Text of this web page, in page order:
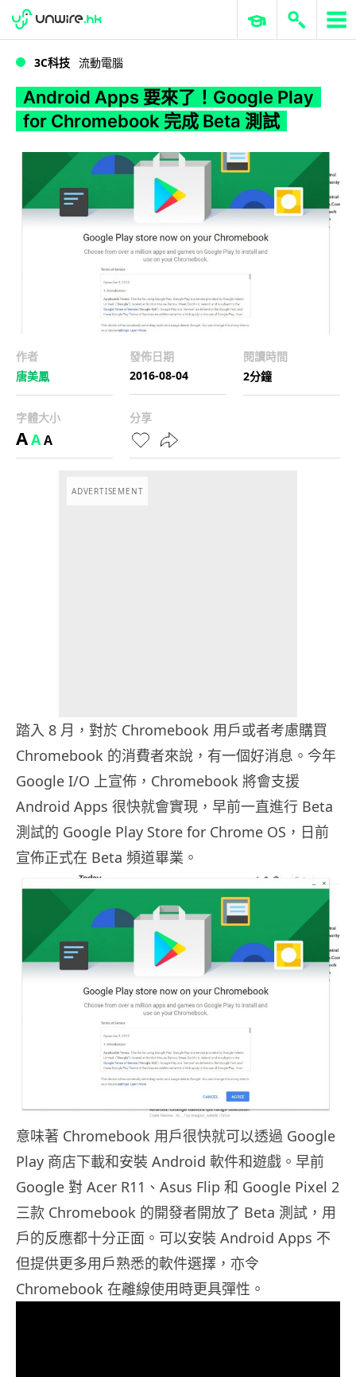
WWDC 2026 ERP 與商業 AI
3C科技 流動電腦
Android Apps 要來了！Google Play
for Chromebook 完成 Beta 測試
作者
唐美鳳
發佈日期
2016-08-04
閱讀時間
2分鐘
字體大小
AAA
分享
ADVERTISEMENT
踏入 8 月，對於 Chromebook 用戶或者考慮購買
Chromebook 的消費者來說，有一個好消息。今年
Google I/O 上宣佈，Chromebook 將會支援
Android Apps 很快就會實現，早前一直進行 Beta
測試的 Google Play Store for Chrome OS，日前
宣佈正式在 Beta 頻道畢業。
意味著 Chromebook 用戶很快就可以透過 Google
Play 商店下載和安裝 Android 軟件和遊戲。早前
Google 對 Acer R11、Asus Flip 和 Google Pixel 2
三款 Chromebook 的開發者開放了 Beta 測試，用
戶的反應都十分正面。可以安裝 Android Apps 不
但提供更多用戶熟悉的軟件選擇，亦令
Chromebook 在離線使用時更具彈性。